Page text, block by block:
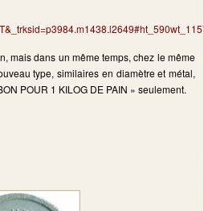
mais dans un même temps, chez le même
type, similaires en diamètre et métal,
POUR 1 KILOG DE PAIN » seulement.